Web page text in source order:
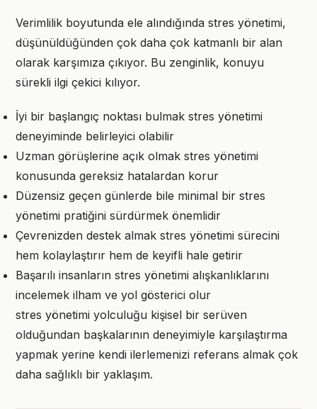
Verimlilik boyutunda ele alındığında stres yönetimi,
düşünüldüğünden çok daha çok katmanlı bir alan
olarak karşımıza çıkıyor. Bu zenginlik, konuyu
sürekli ilgi çekici kılıyor.
İyi bir başlangıç noktası bulmak stres yönetimi
deneyiminde belirleyici olabilir
Uzman görüşlerine açık olmak stres yönetimi
konusunda gereksiz hatalardan korur
Düzensiz geçen günlerde bile minimal bir stres
yönetimi pratiğini sürdürmek önemlidir
Çevrenizden destek almak stres yönetimi sürecini
hem kolaylaştırır hem de keyifli hale getirir
Başarılı insanların stres yönetimi alışkanlıklarını
incelemek ilham ve yol gösterici olur
stres yönetimi yolculuğu kişisel bir serüven
olduğundan başkalarının deneyimiyle karşılaştırma
yapmak yerine kendi ilerlemenizi referans almak çok
daha sağlıklı bir yaklaşım.